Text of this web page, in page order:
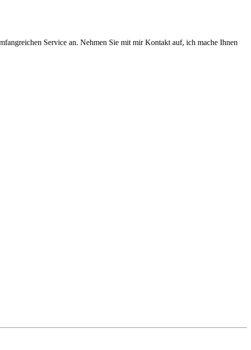
Service an. Nehmen Sie mit mir Kontakt auf, ich mache Ihnen